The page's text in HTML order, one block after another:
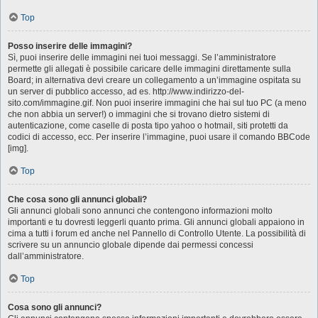
Top
Posso inserire delle immagini?
Sì, puoi inserire delle immagini nei tuoi messaggi. Se l’amministratore
permette gli allegati è possibile caricare delle immagini direttamente sulla
Board; in alternativa devi creare un collegamento a un’immagine ospitata su
un server di pubblico accesso, ad es. http://www.indirizzo-del-
sito.com/immagine.gif. Non puoi inserire immagini che hai sul tuo PC (a meno
che non abbia un server!) o immagini che si trovano dietro sistemi di
autenticazione, come caselle di posta tipo yahoo o hotmail, siti protetti da
codici di accesso, ecc. Per inserire l’immagine, puoi usare il comando BBCode
[img].
Top
Che cosa sono gli annunci globali?
Gli annunci globali sono annunci che contengono informazioni molto
importanti e tu dovresti leggerli quanto prima. Gli annunci globali appaiono in
cima a tutti i forum ed anche nel Pannello di Controllo Utente. La possibilità di
scrivere su un annuncio globale dipende dai permessi concessi
dall’amministratore.
Top
Cosa sono gli annunci?